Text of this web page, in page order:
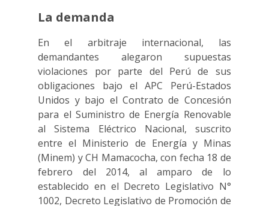
La demanda
En el arbitraje internacional, las
demandantes alegaron supuestas
violaciones por parte del Perú de sus
obligaciones bajo el APC Perú-Estados
Unidos y bajo el Contrato de Concesión
para el Suministro de Energía Renovable
al Sistema Eléctrico Nacional, suscrito
entre el Ministerio de Energía y Minas
(Minem) y CH Mamacocha, con fecha 18 de
febrero del 2014, al amparo de lo
establecido en el Decreto Legislativo N°
1002, Decreto Legislativo de Promoción de